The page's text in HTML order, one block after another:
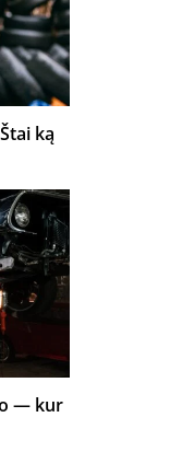
ką
— kur